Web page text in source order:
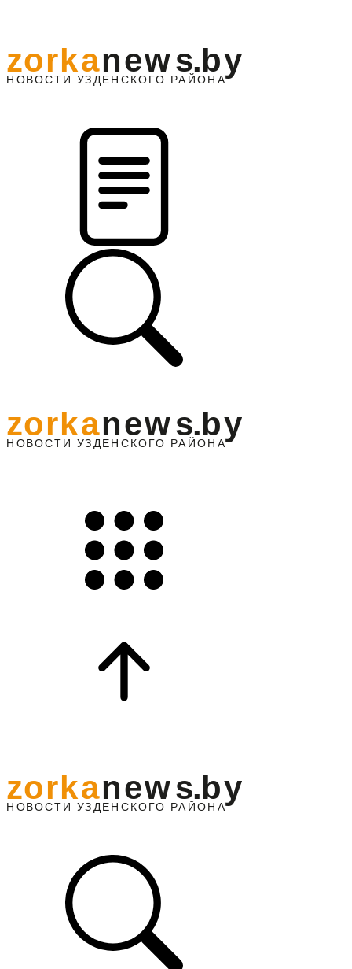
НО ВОСТИ УЗДЕНС КО ГО РАЙОНА
zorkanews.by